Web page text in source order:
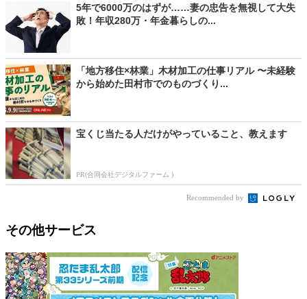
5年で6000万のはずが……妻の忠告を無視して大失
敗！年収280万・年金暮らしの...
「地方移住×林業」木材加工の仕事リアル 〜未経験
から始めた田村市でのものづくり...
宝くじ当たる人だけがやっていること、教えます
PR(合同会社デジタルファーム )
Recommended by
その他サービス